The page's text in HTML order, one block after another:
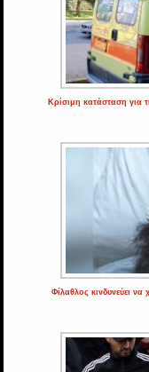
Κρίσιμη κατάσταση για
Φίλαθλος κινδυνεύει